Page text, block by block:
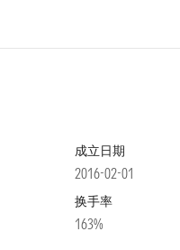
成立日期
2016-02-01
换手率
163%